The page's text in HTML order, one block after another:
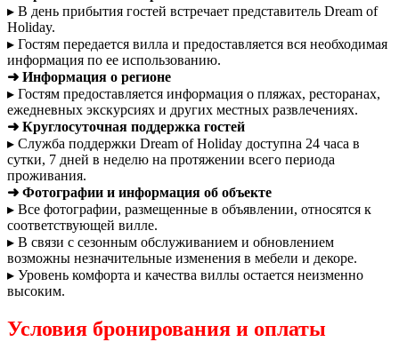
▸ В день прибытия гостей встречает представитель Dream of
Holiday.
▸ Гостям передается вилла и предоставляется вся необходимая
информация по ее использованию.
➜ Информация о регионе
▸ Гостям предоставляется информация о пляжах, ресторанах,
ежедневных экскурсиях и других местных развлечениях.
➜ Круглосуточная поддержка гостей
▸ Служба поддержки Dream of Holiday доступна 24 часа в
сутки, 7 дней в неделю на протяжении всего периода
проживания.
➜ Фотографии и информация об объекте
▸ Все фотографии, размещенные в объявлении, относятся к
соответствующей вилле.
▸ В связи с сезонным обслуживанием и обновлением
возможны незначительные изменения в мебели и декоре.
▸ Уровень комфорта и качества виллы остается неизменно
высоким.
Условия бронирования и оплаты